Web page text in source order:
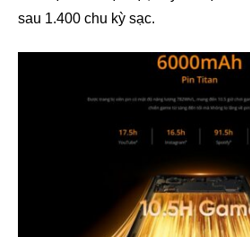
sau 1.400 chu kỳ sạc.